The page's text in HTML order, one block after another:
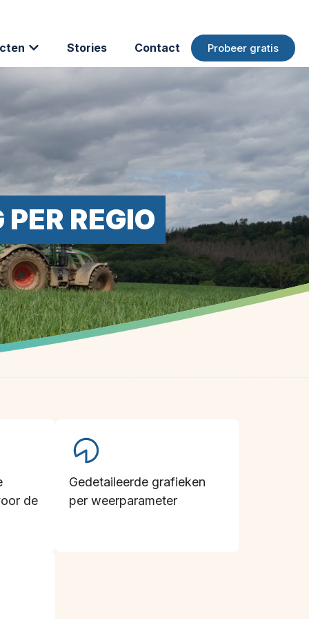
Stories Contact Probeer gratis
REGIO
de
Gedetaileerde grafieken
per weerparameter